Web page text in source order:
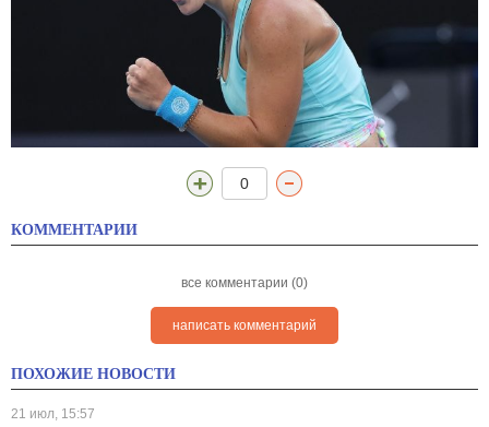
0
КОММЕНТАРИИ
все комментарии (0)
написать комментарий
ПОХОЖИЕ НОВОСТИ
21 июл, 15:57